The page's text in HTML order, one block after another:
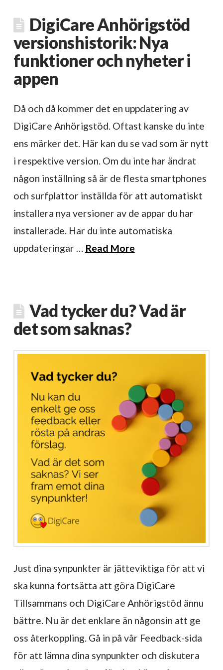
DigiCare Anhörigstöd
versionshistorik: Nya
funktioner och nyheter i
appen
Då och då kommer det en uppdatering av
DigiCare Anhörigstöd. Oftast kanske du inte
ens märker det. Här kan du se vad som är nytt
i respektive version. Om du inte har ändrat
någon inställning så är de flesta smartphones
och surfplattor inställda för att automatiskt
installera nya versioner av de appar du har
installerade. Har du inte automatiska
uppdateringar … Read More
Vad tycker du? Vad är
det som saknas?
Just dina synpunkter är jätteviktiga för att vi
ska kunna fortsätta att göra DigiCare
Tillsammans och DigiCare Anhörigstöd ännu
bättre. Nu är det enklare än någonsin att ge
oss återkoppling. Gå in på vår Feedback-sida
för att lämna dina synpunkter och diskutera